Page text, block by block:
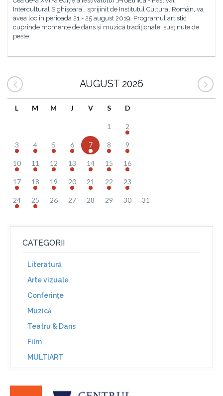
Intercultural Sighişoara”, sprijinit de Institutul Cultural Român, va
avea loc în perioada 21 - 25 august 2019. Programul artistic
cuprinde momente de dans și muzică tradiționale, susținute de
peste
AUGUST 2026
L M M J V S D
1 2
3 4 5 6 7 8 9
10 11 12 13 14 15 16
17 18 19 20 21 22 23
24 25 26 27 28 29 30 31
CATEGORII
Literatură
Arte vizuale
Conferinţe
Muzică
Teatru & Dans
Film
MULTIART